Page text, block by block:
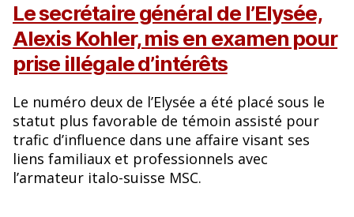
Le secrétaire général de l’Elysée,
Alexis Kohler, mis en examen pour
prise illégale d’intérêts
Le numéro deux de l’Elysée a été placé sous le
statut plus favorable de témoin assisté pour
trafic d’influence dans une affaire visant ses
liens familiaux et professionnels avec
l’armateur italo-suisse MSC.